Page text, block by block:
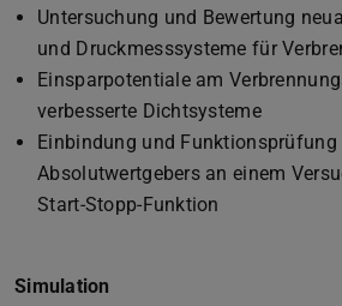
Untersuchung und Bewertung
und Druckmesssysteme für
Einsparpotentiale am
verbesserte Dichtsysteme
Einbindung und Funktionsprüfung
Absolutwertgebers an einem
Start-Stopp-Funktion
Simulation